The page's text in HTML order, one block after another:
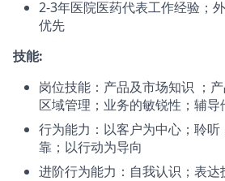
2-3年医院医药代表工作经验；
优先
技能:
岗位技能：产品及市场知识 ；
区域管理；业务的敏锐性；辅导
行为能力：以客户为中心；聆
靠；以行动为导向
进阶行为能力：自我认识；表达